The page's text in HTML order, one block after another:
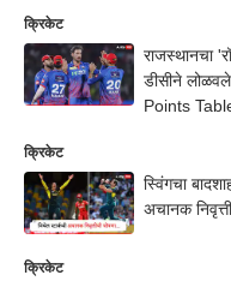
क्रिकेट
राजस्थानचा
डीसीने
Points
क्रिकेट
स्विंगचा
अचानक
क्रिकेट